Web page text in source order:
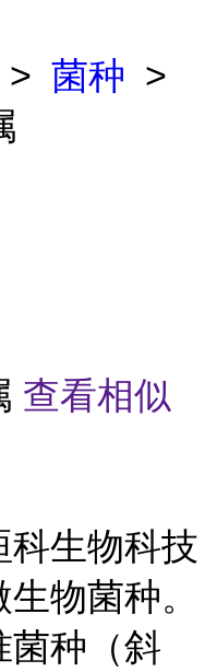
> 菌种 >
查看相似
科生物科技
物菌种。
菌种（斜